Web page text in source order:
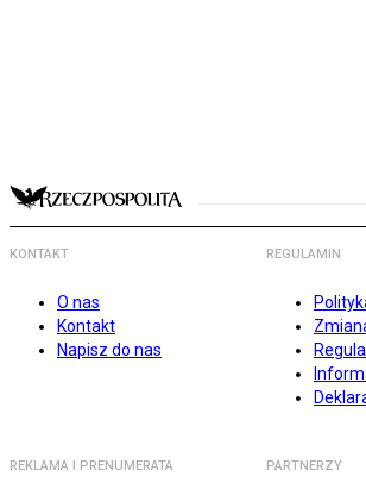
KONTAKT
O nas
Kontakt
Napisz do nas
REGULAMIN
REKLAMA I PRENUMERATA PARTNERZY